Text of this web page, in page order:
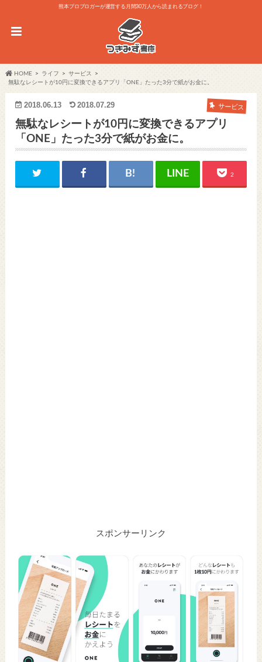
熊本プロブロガーが運営する月間30万人から読まれるブログ！
HOME ライフ
サービス
無駄なレシートが10円に変換できるアプリ「ONE」たった3分で紙がお金に。
2018.06.13 2018.07.29 サービス
無駄なレシートが10円に変換できるアプリ
「ONE」たった3分で紙がお金に。
2
スポンサーリンク